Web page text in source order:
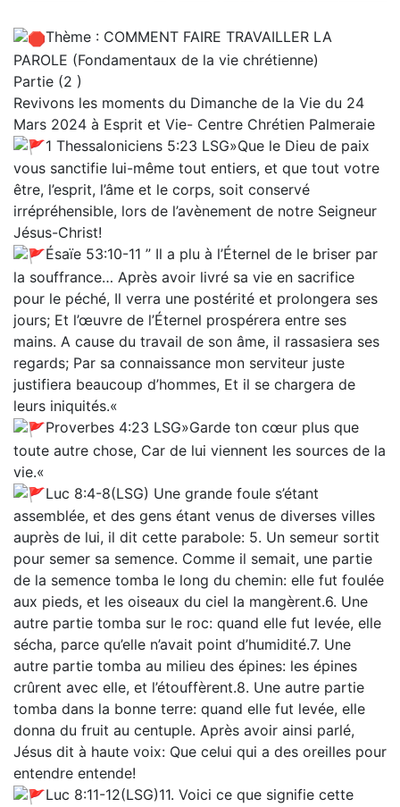
Thème : COMMENT FAIRE TRAVAILLER LA
PAROLE (Fondamentaux de la vie chrétienne)
Partie (2 )
Revivons les moments du Dimanche de la Vie du 24
Mars 2024 à Esprit et Vie- Centre Chrétien Palmeraie
1 Thessaloniciens‬ ‭5‬:‭23‬ ‭LSG‬‬»Que le Dieu de paix
vous sanctifie lui-même tout entiers, et que tout votre
être, l’esprit, l’âme et le corps, soit conservé
irrépréhensible, lors de l’avènement de notre Seigneur
Jésus-Christ!
Ésaïe‬ ‭53‬:‭10‬-‭11‬ ” Il a plu à l’Éternel de le briser par
la souffrance… Après avoir livré sa vie en sacrifice
pour le péché, Il verra une postérité et prolongera ses
jours; Et l’œuvre de l’Éternel prospérera entre ses
mains. A cause du travail de son âme, il rassasiera ses
regards; Par sa connaissance mon serviteur juste
justifiera beaucoup d’hommes, Et il se chargera de
leurs iniquités.«
‭‭Proverbes‬ ‭4‬:‭23‬ ‭LSG‬‬»Garde ton cœur plus que
toute autre chose, Car de lui viennent les sources de la
vie.«
Luc 8:4-8(LSG) Une grande foule s’étant
assemblée, et des gens étant venus de diverses villes
auprès de lui, il dit cette parabole: 5. Un semeur sortit
pour semer sa semence. Comme il semait, une partie
de la semence tomba le long du chemin: elle fut foulée
aux pieds, et les oiseaux du ciel la mangèrent.6. Une
autre partie tomba sur le roc: quand elle fut levée, elle
sécha, parce qu’elle n’avait point d’humidité.7. Une
autre partie tomba au milieu des épines: les épines
crûrent avec elle, et l’étouffèrent.8. Une autre partie
tomba dans la bonne terre: quand elle fut levée, elle
donna du fruit au centuple. Après avoir ainsi parlé,
Jésus dit à haute voix: Que celui qui a des oreilles pour
entendre entende!
Luc 8:11-12(LSG)11. Voici ce que signifie cette